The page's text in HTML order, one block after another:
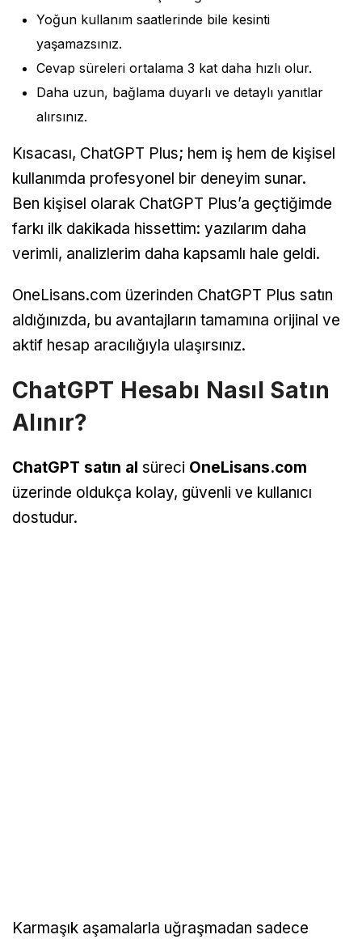
Yoğun kullanım saatlerinde bile kesinti
yaşamazsınız.
Cevap süreleri ortalama 3 kat daha hızlı olur.
Daha uzun, bağlama duyarlı ve detaylı yanıtlar
alırsınız.
Kısacası, ChatGPT Plus; hem iş hem de kişisel
kullanımda profesyonel bir deneyim sunar.
Ben kişisel olarak ChatGPT Plus’a geçtiğimde
farkı ilk dakikada hissettim: yazılarım daha
verimli, analizlerim daha kapsamlı hale geldi.
OneLisans.com üzerinden ChatGPT Plus satın
aldığınızda, bu avantajların tamamına orijinal ve
aktif hesap aracılığıyla ulaşırsınız.
ChatGPT Hesabı Nasıl Satın
Alınır?
ChatGPT satın al süreci OneLisans.com
üzerinde oldukça kolay, güvenli ve kullanıcı
dostudur.
Karmaşık aşamalarla uğraşmadan sadece